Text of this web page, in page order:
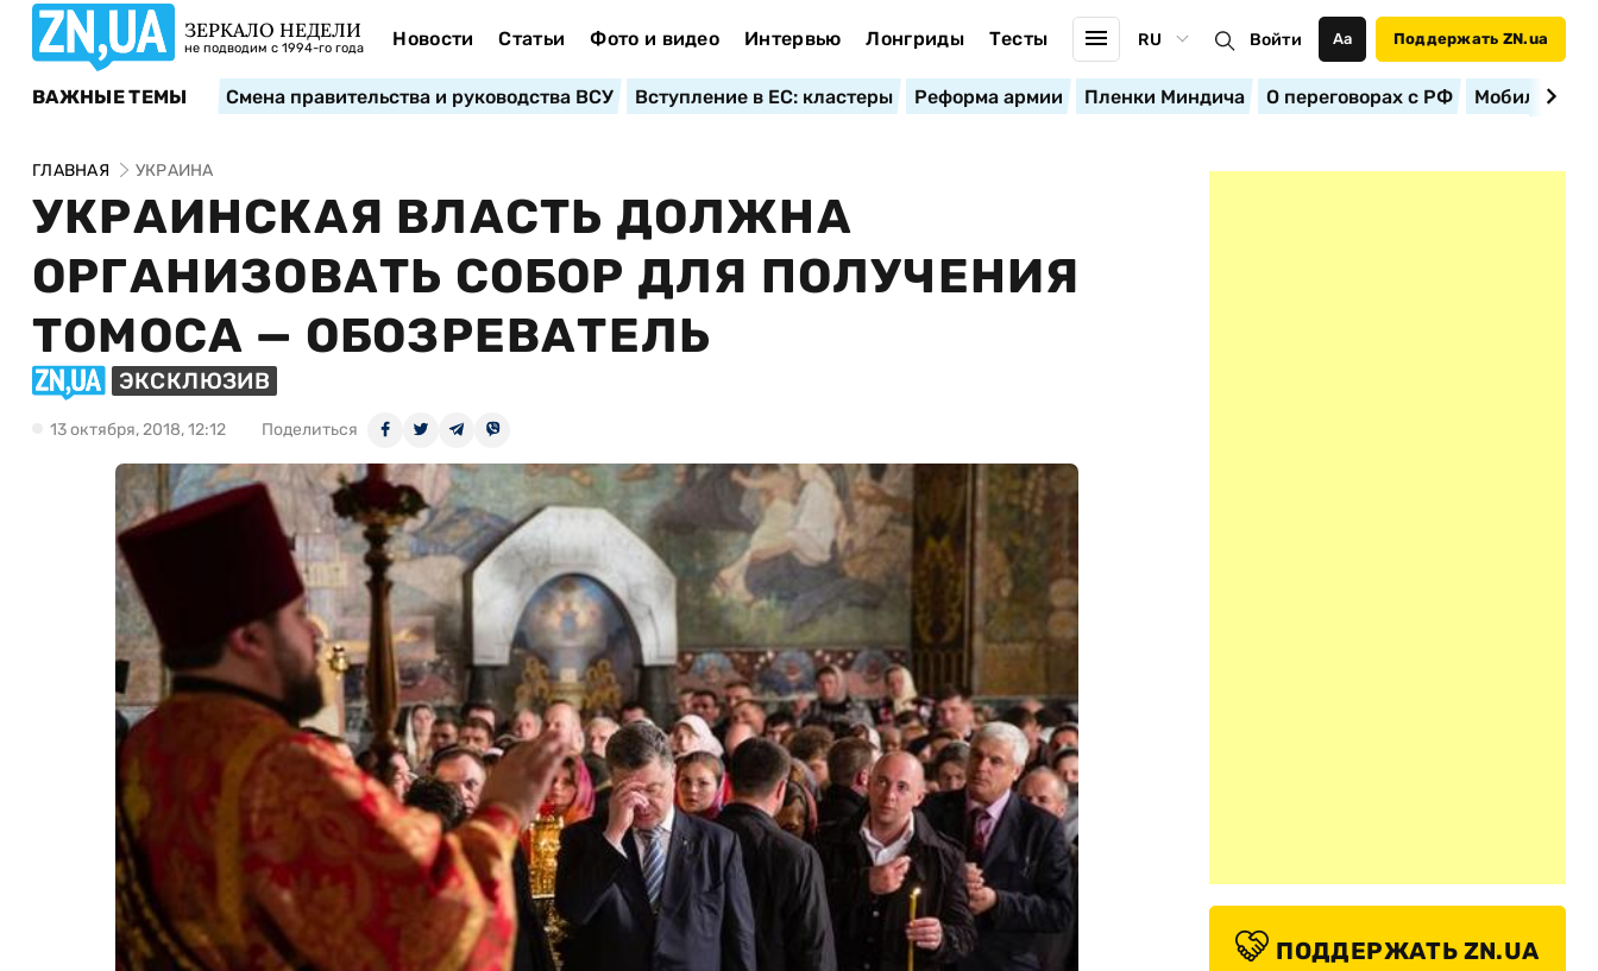
ЗЕРКАЛО НЕДЕЛИ
не подводим с 1994-го года Новости Статьи Фото и видео Интервью Лонгриды Тесты RU Войти Аа Поддержать ZN.ua
ВАЖНЫЕ ТЕМЫ Смена правительства и руководства ВСУ Вступление в ЕС: кластеры Реформа армии Пленки Миндича О переговорах с РФ
ГЛАВНАЯ УКРАИНА
УКРАИНСКАЯ ВЛАСТЬ ДОЛЖНА
ОРГАНИЗОВАТЬ СОБОР ДЛЯ ПОЛУЧЕНИЯ
ТОМОСА — ОБОЗРЕВАТЕЛЬ
ЭКСКЛЮЗИВ
13 октября, 2018, 12:12 Поделиться
ПОДДЕРЖАТЬ ZN.UA